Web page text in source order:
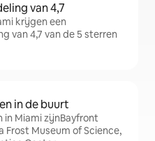
van 4,7
krijgen een
van 4,7 van de 5 sterren
in de buurt
in Miami zijnBayfront
Frost Museum of Science,